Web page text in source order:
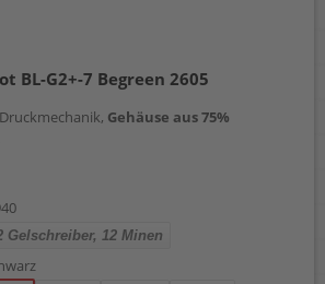
BL-G2+-7 Begreen 2605
Gehäuse aus 75%
Gelschreiber, 12 Minen